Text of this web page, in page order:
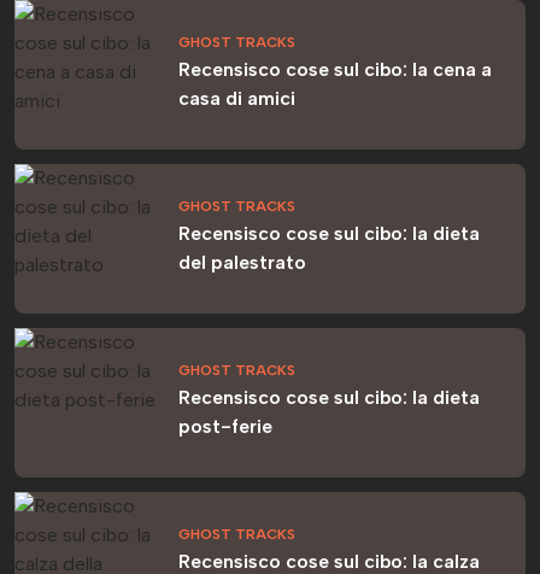
GHOST TRACKS
Recensisco cose sul cibo: la cena a
casa di amici
GHOST TRACKS
Recensisco cose sul cibo: la dieta
del palestrato
GHOST TRACKS
Recensisco cose sul cibo: la dieta
post-ferie
GHOST TRACKS
Recensisco cose sul cibo: la calza